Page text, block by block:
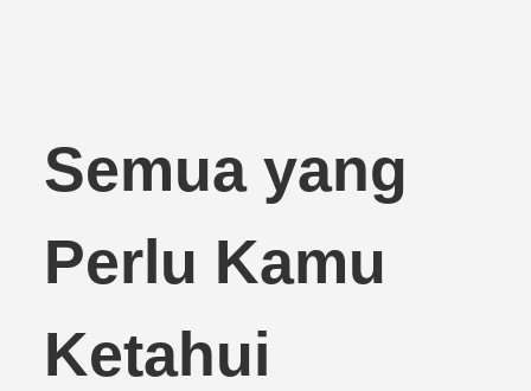
Semua yang
Perlu Kamu
Ketahui